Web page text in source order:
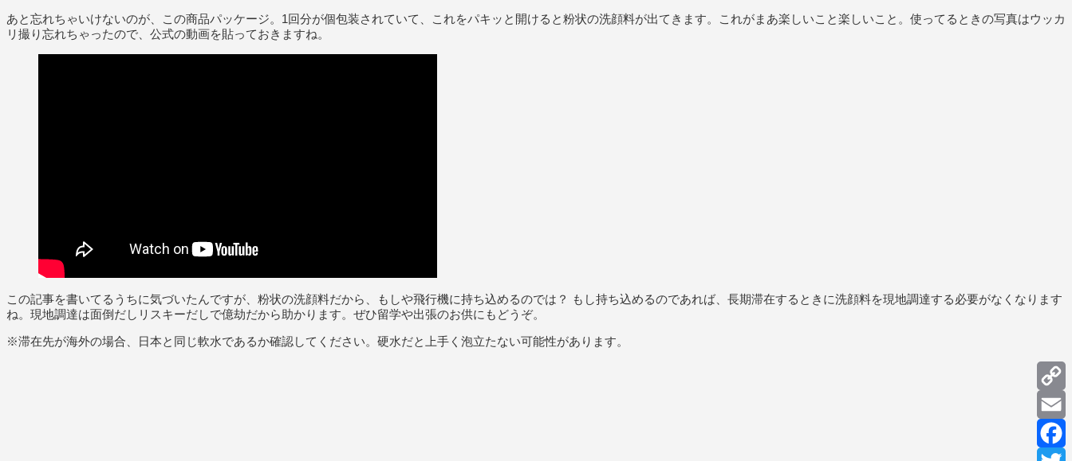
あと忘れちゃいけないのが、この商品パッケージ。1回分が個包装されていて、これをパキッと開けると粉状の洗顔料が出てきます。これがまあ楽しいこと楽しいこと。使ってるときの写真はウッカ
リ撮り忘れちゃったので、公式の動画を貼っておきますね。
この記事を書いてるうちに気づいたんですが、粉状の洗顔料だから、もしや飛行機に持ち込めるのでは？ もし持ち込めるのであれば、長期滞在するときに洗顔料を現地調達する必要がなくなります
ね。現地調達は面倒だしリスキーだしで億劫だから助かります。ぜひ留学や出張のお供にもどうぞ。
※滞在先が海外の場合、日本と同じ軟水であるか確認してください。硬水だと上手く泡立たない可能性があります。